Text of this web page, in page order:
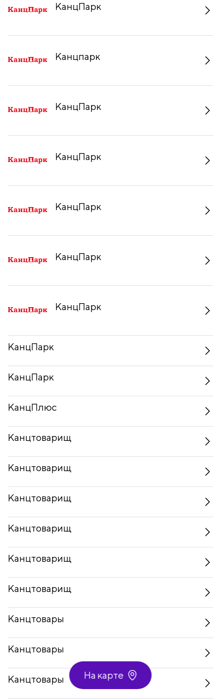
На карте
КанцПарк
Канцпарк
КанцПарк
КанцПарк
КанцПарк
КанцПарк
КанцПарк
КанцПарк
КанцПарк
КанцПлюс
Канцтоварищ
Канцтоварищ
Канцтоварищ
Канцтоварищ
Канцтоварищ
Канцтоварищ
Канцтовары
Канцтовары
Канцтовары